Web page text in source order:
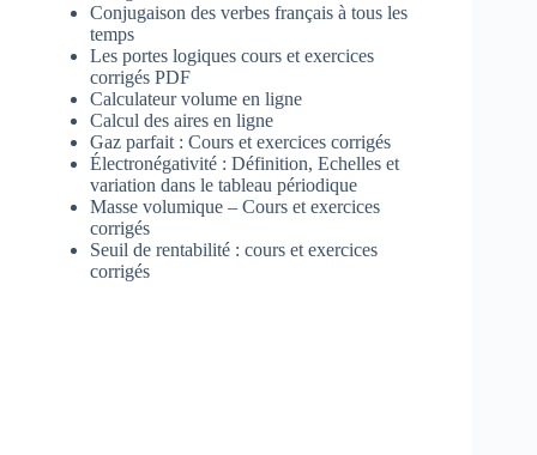
Conjugaison des verbes français à tous les
temps
Les portes logiques cours et exercices
corrigés PDF
Calculateur volume en ligne
Calcul des aires en ligne
Gaz parfait : Cours et exercices corrigés
Électronégativité : Définition, Echelles et
variation dans le tableau périodique
Masse volumique – Cours et exercices
corrigés
Seuil de rentabilité : cours et exercices
corrigés